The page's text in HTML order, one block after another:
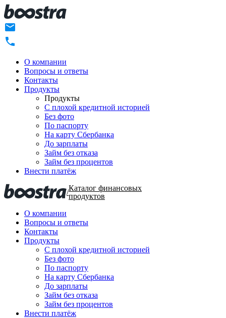
О компании
Вопросы и ответы
Контакты
Продукты
Продукты
C плохой кредитной историей
Без фото
По паспорту
На карту Сбербанка
До зарплаты
Займ без отказа
Займ без процентов
Внести платёж
/Каталог финансовых
продуктов
О компании
Вопросы и ответы
Контакты
Продукты
C плохой кредитной историей
Без фото
По паспорту
На карту Сбербанка
До зарплаты
Займ без отказа
Займ без процентов
Внести платёж